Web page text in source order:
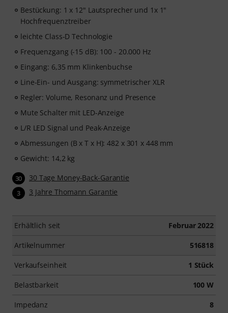
Bestückung: 1 x 12" Lautsprecher und 1x 1"
Hochfrequenztreiber
leichte Class-D Technologie
Frequenzgang (-15 dB): 100 - 20.000 Hz
Eingang: 6,35 mm Klinkenbuchse
Line-Ein- und Ausgang: symmetrischer XLR
Regler: Volume, Resonanz und Presence
Mute Schalter mit LED-Anzeige
L/R LED Signal und Peak-Anzeige
Abmessungen (B x T x H): 482 x 301 x 448 mm
Gewicht: 14,2 kg
30 30 Tage Money-Back-Garantie
3 3 Jahre Thomann Garantie
Erhältlich seit Februar 2022
Artikelnummer 516818
Verkaufseinheit 1 Stück
Belastbarkeit 100 W
Impedanz 8